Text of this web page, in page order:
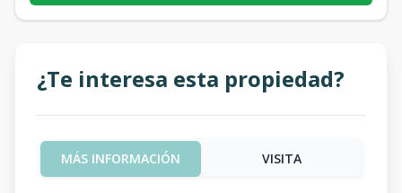
¿Te interesa esta propiedad?
MÁS INFORMACIÓN VISITA